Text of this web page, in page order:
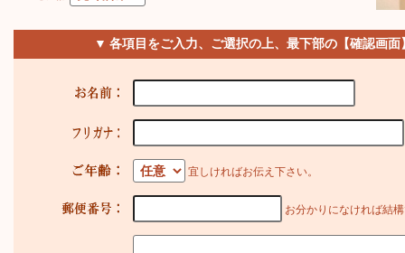
▼ 各項目をご入力、ご選択の上、最下部の【確認画
宜しければお伝え下さい。
お分かりになければ結